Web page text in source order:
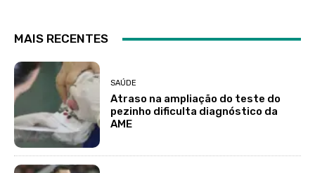
MAIS RECENTES
SAÚDE
Atraso na ampliação do teste do
pezinho dificulta diagnóstico da
AME